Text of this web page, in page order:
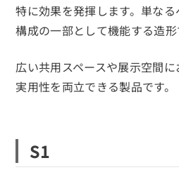
特に効果を発揮します。単な
構成の一部として機能する造形
広い共用スペースや展示空間
実用性を両立できる製品です。
S1